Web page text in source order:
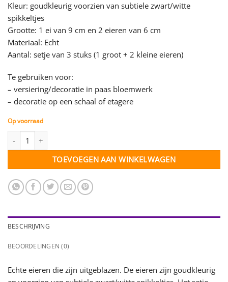
Kleur: goudkleurig voorzien van subtiele zwart/witte
spikkeltjes
Grootte: 1 ei van 9 cm en 2 eieren van 6 cm
Materiaal: Echt
Aantal: setje van 3 stuks (1 groot + 2 kleine eieren)
Te gebruiken voor:
– versiering/decoratie in paas bloemwerk
– decoratie op een schaal of etagere
Op voorraad
TOEVOEGEN AAN WINKELWAGEN
BESCHRIJVING
BEOORDELINGEN (0)
Echte eieren die zijn uitgeblazen. De eieren zijn goudkleurig